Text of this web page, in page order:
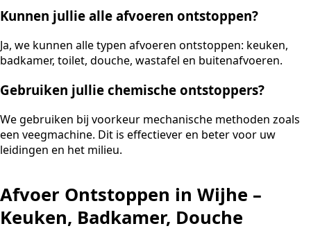
Kunnen jullie alle afvoeren ontstoppen?
Ja, we kunnen alle typen afvoeren ontstoppen: keuken,
badkamer, toilet, douche, wastafel en buitenafvoeren.
Gebruiken jullie chemische ontstoppers?
We gebruiken bij voorkeur mechanische methoden zoals
een veegmachine. Dit is effectiever en beter voor uw
leidingen en het milieu.
Afvoer Ontstoppen in Wijhe –
Keuken, Badkamer, Douche